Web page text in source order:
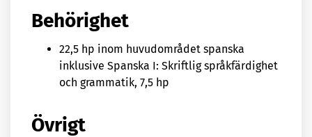
Behörighet
22,5 hp inom huvudområdet spanska
inklusive Spanska I: Skriftlig språkfärdighet
och grammatik, 7,5 hp
Övrigt